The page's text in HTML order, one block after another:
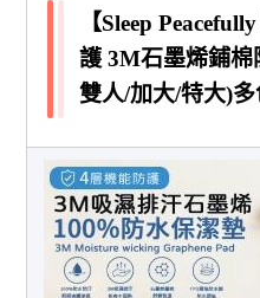
【Sleep
護 3M石墨烯鋪
雙人/加大/特大)